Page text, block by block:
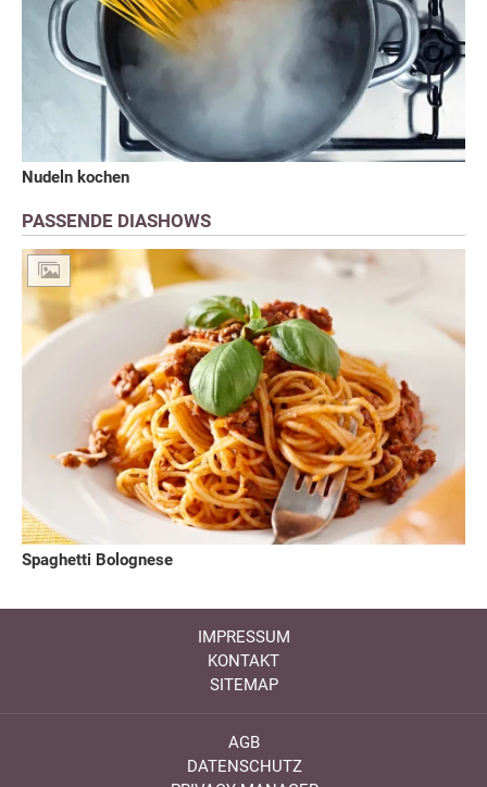
Nudeln kochen
PASSENDE DIASHOWS
Spaghetti Bolognese
IMPRESSUM
KONTAKT
SITEMAP
AGB
DATENSCHUTZ